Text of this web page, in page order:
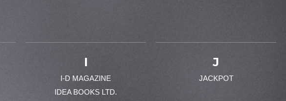
I
I-D MAGAZINE
IDEA BOOKS LTD.
J
JACKPOT